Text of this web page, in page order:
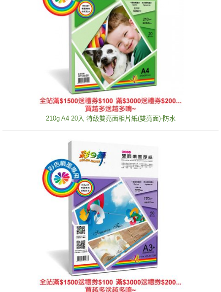
210g A4 20入 特級雙亮面相片紙(雙亮面)-防水